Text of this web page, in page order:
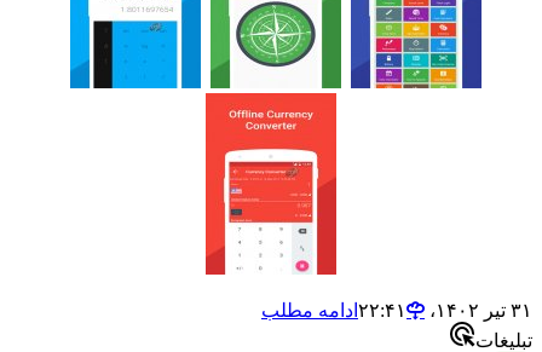
ادامه مطلب